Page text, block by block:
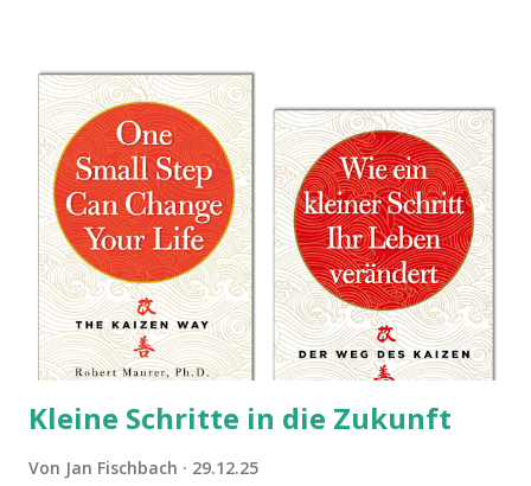
Kleine Schritte in die Zukunft
Von Jan Fischbach 29.12.25